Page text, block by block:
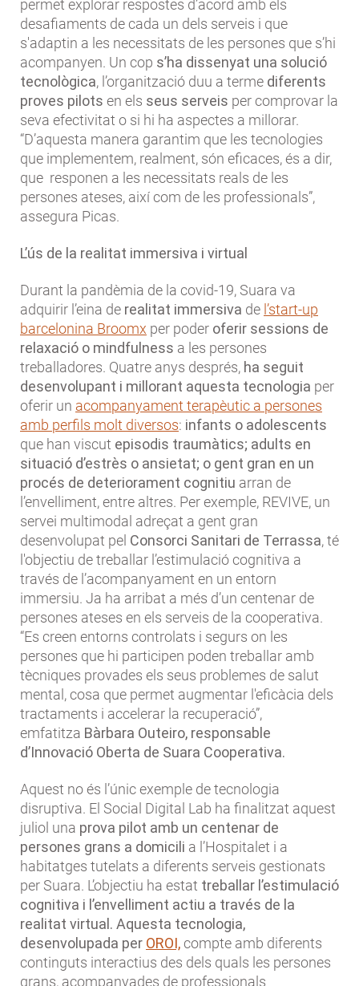
permet explorar respostes d’acord amb els
desafiaments de cada un dels serveis i que
s'adaptin a les necessitats de les persones que s’hi
acompanyen. Un cop s’ha dissenyat una solució
tecnològica, l’organització duu a terme diferents
proves pilots en els seus serveis per comprovar la
seva efectivitat o si hi ha aspectes a millorar.
“D’aquesta manera garantim que les tecnologies
que implementem, realment, són eficaces, és a dir,
que responen a les necessitats reals de les
persones ateses, així com de les professionals”,
assegura Picas.
L’ús de la realitat immersiva i virtual
Durant la pandèmia de la covid-19, Suara va
adquirir l’eina de realitat immersiva de l’start-up
barcelonina Broomx per poder oferir sessions de
relaxació o mindfulness a les persones
treballadores. Quatre anys després, ha seguit
desenvolupant i millorant aquesta tecnologia per
oferir un acompanyament terapèutic a persones
amb perfils molt diversos: infants o adolescents
que han viscut episodis traumàtics; adults en
situació d’estrès o ansietat; o gent gran en un
procés de deteriorament cognitiu arran de
l’envelliment, entre altres. Per exemple, REVIVE, un
servei multimodal adreçat a gent gran
desenvolupat pel Consorci Sanitari de Terrassa, té
l'objectiu de treballar l’estimulació cognitiva a
través de l’acompanyament en un entorn
immersiu. Ja ha arribat a més d’un centenar de
persones ateses en els serveis de la cooperativa.
“Es creen entorns controlats i segurs on les
persones que hi participen poden treballar amb
tècniques provades els seus problemes de salut
mental, cosa que permet augmentar l'eficàcia dels
tractaments i accelerar la recuperació”,
emfatitza Bàrbara Outeiro, responsable
d’Innovació Oberta de Suara Cooperativa.
Aquest no és l’únic exemple de tecnologia
disruptiva. El Social Digital Lab ha finalitzat aquest
juliol una prova pilot amb un centenar de
persones grans a domicili a l’Hospitalet i a
habitatges tutelats a diferents serveis gestionats
per Suara. L’objectiu ha estat treballar l’estimulació
cognitiva i l’envelliment actiu a través de la
realitat virtual. Aquesta tecnologia,
desenvolupada per OROI, compte amb diferents
continguts interactius des dels quals les persones
grans, acompanyades de professionals